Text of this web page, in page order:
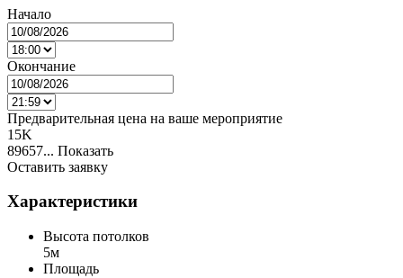
Начало
Окончание
Предварительная цена на ваше мероприятие
15K
89657... Показать
Оставить заявку
Характеристики
Высота потолков
5м
Площадь